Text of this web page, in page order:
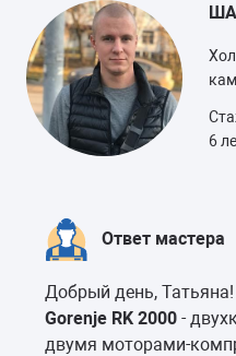
6
Ответ мастера
Добрый день, Татьяна!
Gorenje RK 2000 -
двумя моторами-